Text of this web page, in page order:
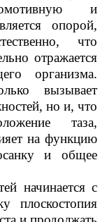
и
опорой,
что
отражается
организма.
вызывает
но и, что
таза,
на функцию
и общее
начинается с
плоскостопия